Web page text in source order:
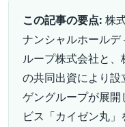
この記事の要点: 株
ナンシャルホール
ループ株式会社と
の共同出資により
ゲングループが展
ビス「カイゼン丸